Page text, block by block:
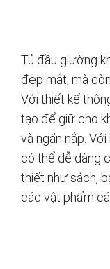
Tủ đầu giường
đẹp mắt, mà
Với thiết kế
tạo để giữ cho
và ngăn nắp.
có thể dễ dàng
thiết như sách,
các vật phẩm